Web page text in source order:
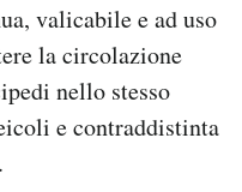
valicabile e ad uso
la circolazione
nello stesso
e contraddistinta